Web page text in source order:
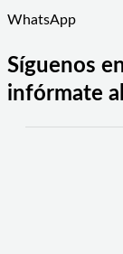
WhatsApp
Síguenos
infórmate